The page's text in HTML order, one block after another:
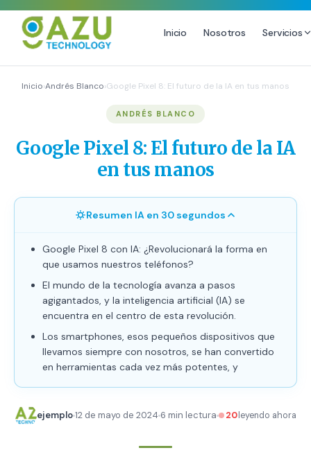
Inicio Nosotros Servicios
Estrategia de Redes Sociales
Publicidad Digital
Growth Youtube ↗
Diseño Gráfico Profesional
Inicio›Andrés Blanco›Google Pixel 8: El futuro de la IA en tus manos
ANDRÉS BLANCO
Google Pixel 8: El futuro de la IA
en tus manos
Resumen IA en 30 segundos
Google Pixel 8 con IA: ¿Revolucionará la forma en
que usamos nuestros teléfonos?
El mundo de la tecnología avanza a pasos
agigantados, y la inteligencia artificial (IA) se
encuentra en el centro de esta revolución.
Los smartphones, esos pequeños dispositivos que
llevamos siempre con nosotros, se han convertido
en herramientas cada vez más potentes, y
ejemplo12 de mayo de 2024 6 min lectura 20 leyendo ahora